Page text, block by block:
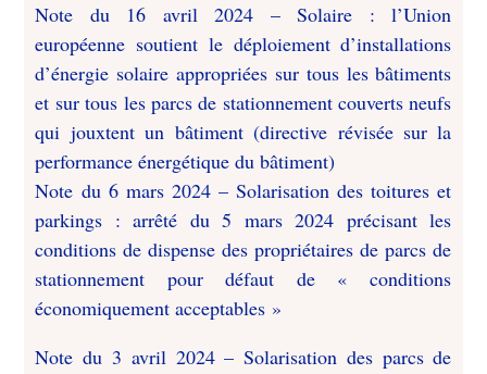
Note du 16 avril 2024 – Solaire : l’Union
européenne soutient le déploiement d’installations
d’énergie solaire appropriées sur tous les bâtiments
et sur tous les parcs de stationnement couverts neufs
qui jouxtent un bâtiment (directive révisée sur la
performance énergétique du bâtiment)
Note du 6 mars 2024 – Solarisation des toitures et
parkings : arrêté du 5 mars 2024 précisant les
conditions de dispense des propriétaires de parcs de
stationnement pour défaut de « conditions
économiquement acceptables »
Note du 3 avril 2024 – Solarisation des parcs de